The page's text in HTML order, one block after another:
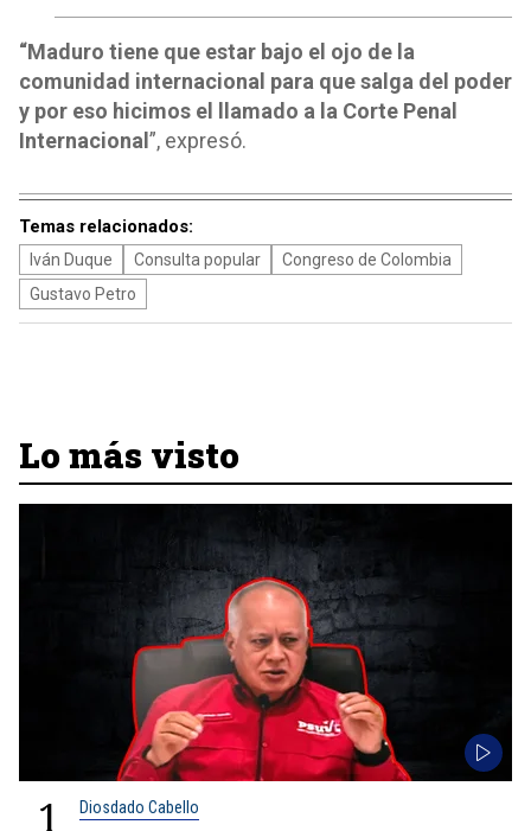
“Maduro tiene que estar bajo el ojo de la
comunidad internacional para que salga del poder
y por eso hicimos el llamado a la Corte Penal
Internacional ”, expresó.
Temas relacionados:
Iván Duque Consulta popular
Congreso de Colombia
Gustavo Petro
Lo más visto
1 Diosdado Cabello